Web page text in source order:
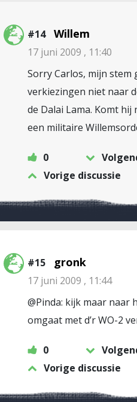
#14 Willem
17 juni 2009 , 11:40
Sorry Carlos, mijn stem
verkiezingen niet naar
de Dalai Lama. Komt
een militaire
0
Vorige discussie
#15 gronk
17 juni 2009 , 11:44
@Pinda: kijk maar naar
omgaat met d’r WO-2
0
Vorige discussie